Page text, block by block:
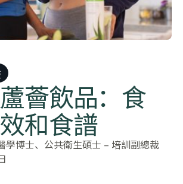
薈飲品：食
和食譜
博士、公共衛生碩士 – 培訓副總裁